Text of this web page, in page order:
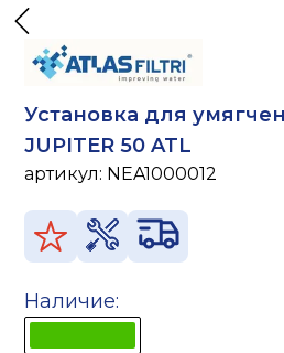
Установка для
JUPITER 50 ATL
артикул: NEA1000012
Наличие: